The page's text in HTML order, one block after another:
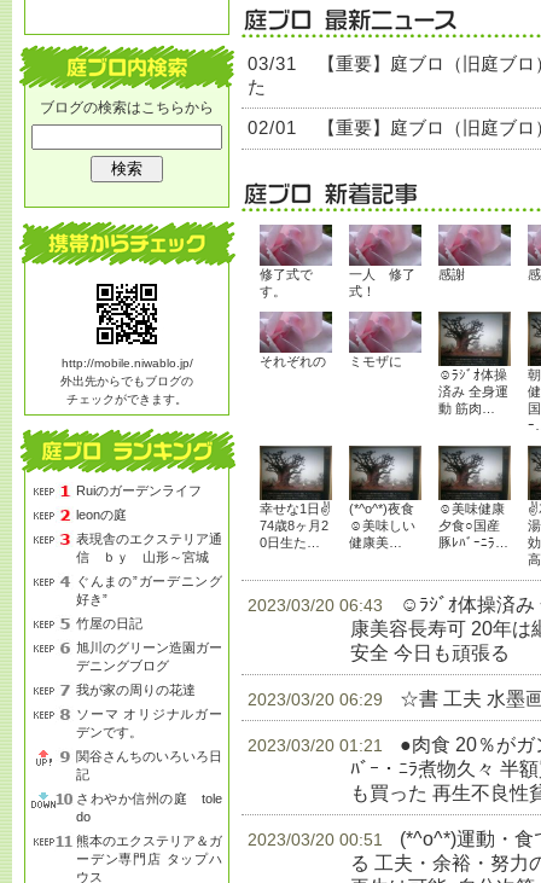
ブログの検索はこちらから
http://mobile.niwablo.jp/
外出先からでもブログの
チェックができます。
Ruiのガーデンライフ
leonの庭
表現舎のエクステリア通
信 ｂｙ 山形～宮城
ぐんまの”ガーデニング
好き”
竹屋の日記
旭川のグリーン造園ガー
デニングブログ
我が家の周りの花達
ソーマ オリジナルガー
デンです。
関谷さんちのいろいろ日
記
さわやか信州の庭 tole
do
熊本のエクステリア＆ガ
ーデン専門店 タップハ
ウス
03/31
【重要】庭ブロ（旧庭ブ
た
02/01 【重要】庭ブロ（旧庭ブ
修了式で
す。
一人 修了
式！
感謝
それぞれの
ミモザに
☺ﾗｼﾞｵ体操
済み 全身運
動 筋肉…
ｰ
幸せな1日✌
74歳8ヶ月2
0日生た…
(*^o^*)夜食
☺美味しい
健康美…
☺美味健康
夕食○国産
豚ﾚﾊﾞｰﾆﾗ…
✌
2023/03/20 06:43
☺ﾗｼﾞｵ体操済み
康美容長寿可 20年は
安全 今日も頑張る
2023/03/20 06:29 ☆書 工夫 水墨
2023/03/20 01:21
●肉食 20％がガ
ﾊﾞｰ・ﾆﾗ煮物久々 半
も買った 再生不良性
2023/03/20 00:51
(*^o^*)運動・
る 工夫・余裕・努力